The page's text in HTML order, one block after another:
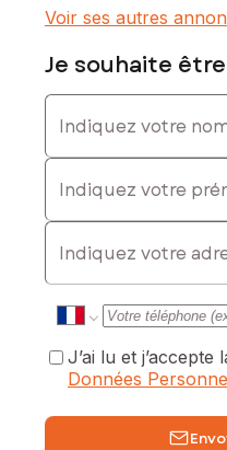
Voir ses autres
Je souhaite
Indiquez votre nom
Indiquez votre prénom
E-mail
J’ai lu et j’accepte
Données